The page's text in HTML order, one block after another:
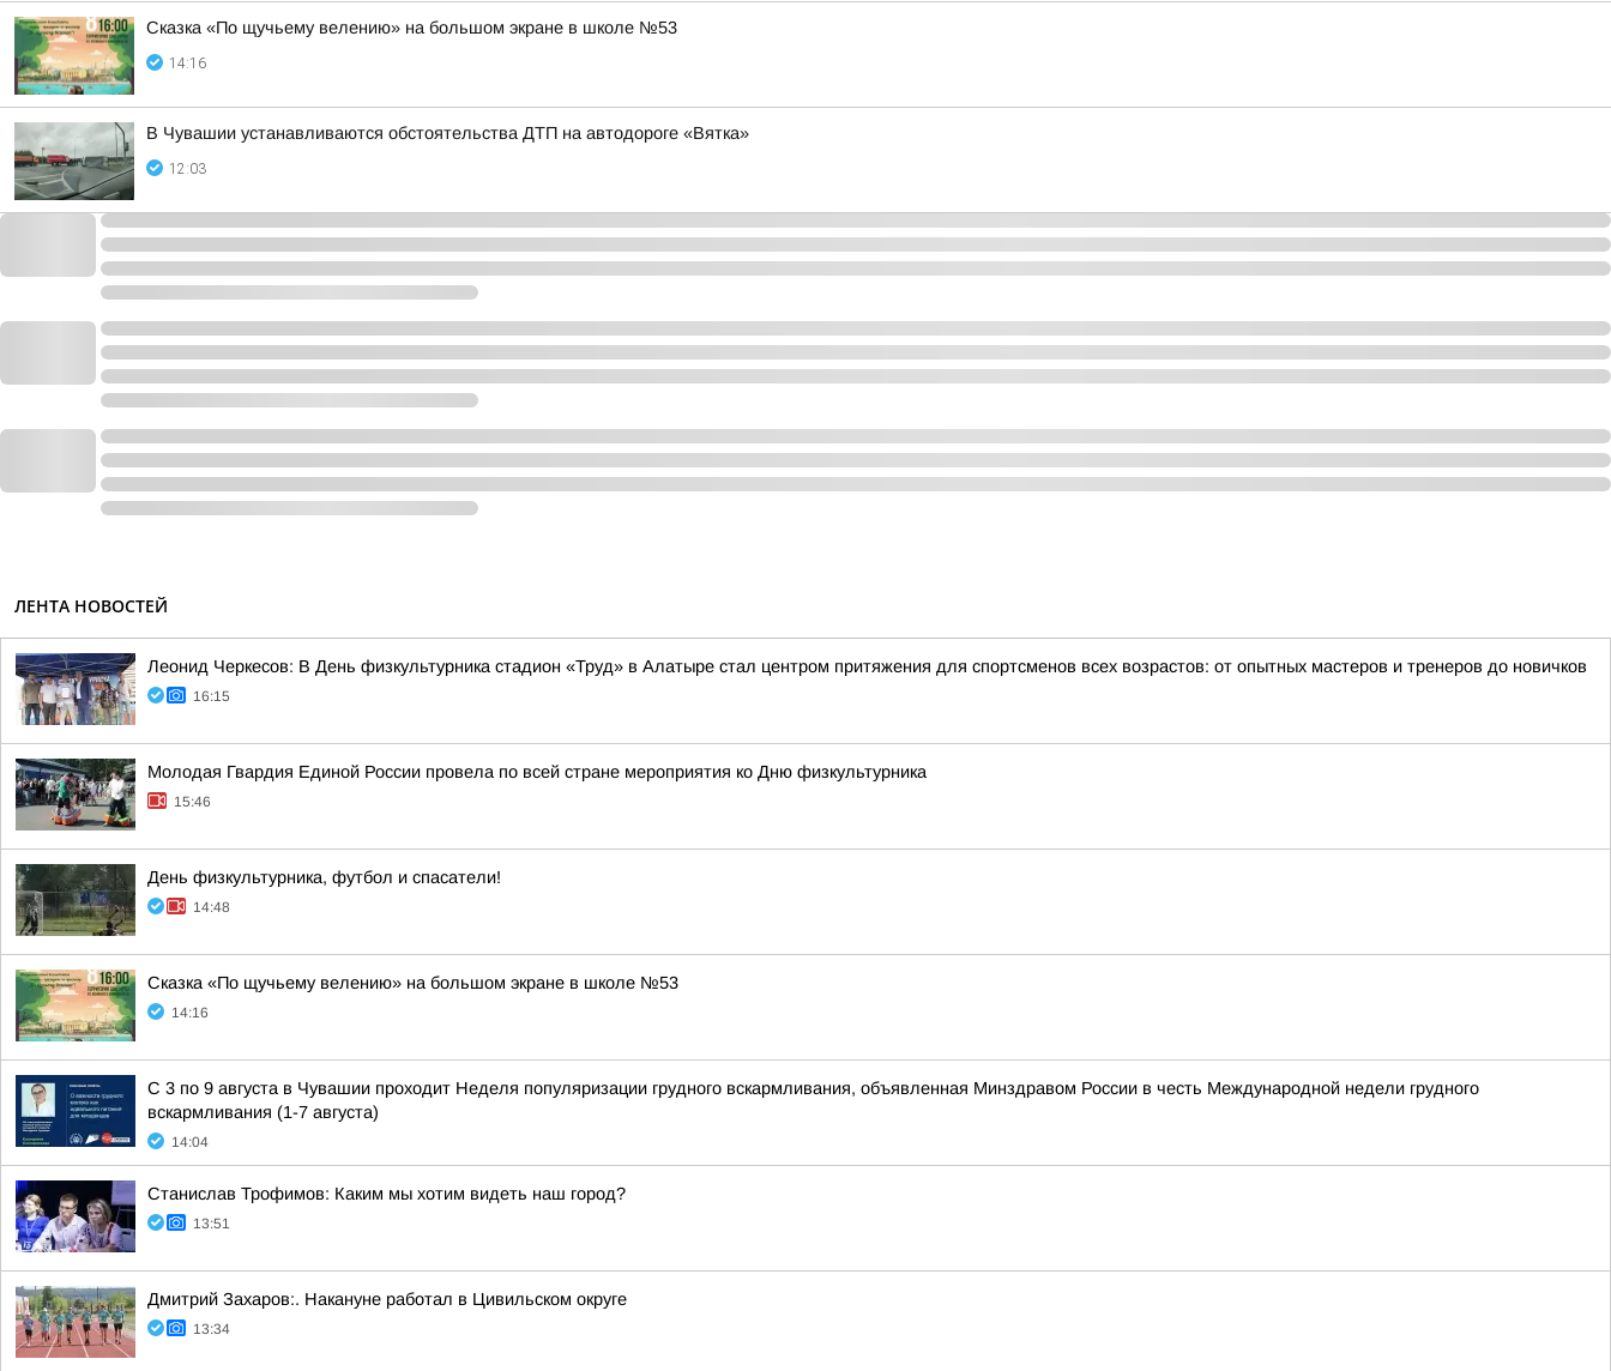
Сказка «По щучьему велению» на большом экране в школе №53
14:16
В Чувашии устанавливаются обстоятельства ДТП на автодороге «Вятка»
12:03
ЛЕНТА НОВОСТЕЙ
Леонид Черкесов: В День физкультурника стадион «Труд» в Алатыре стал центром притяжения для спортсменов всех возрастов: от опытных мастеров и тренеров до новичков
16:15
Молодая Гвардия Единой России провела по всей стране мероприятия ко Дню физкультурника
15:46
День физкультурника, футбол и спасатели!
14:48
Сказка «По щучьему велению» на большом экране в школе №53
14:16
С 3 по 9 августа в Чувашии проходит Неделя популяризации грудного вскармливания, объявленная Минздравом России в честь Международной недели грудного
вскармливания (1-7 августа)
14:04
Станислав Трофимов: Каким мы хотим видеть наш город?
13:51
Дмитрий Захаров:. Накануне работал в Цивильском округе
13:34